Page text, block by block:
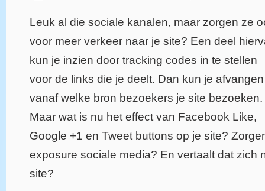
Leuk al die sociale kanalen, maar zorgen ze
voor meer verkeer naar je site? Een deel
kun je inzien door tracking codes in te stellen
voor de links die je deelt. Dan kun je afvangen
vanaf welke bron bezoekers je site bezoeken.
Maar wat is nu het effect van Facebook Like,
Google +1 en Tweet buttons op je site?
exposure sociale media? En vertaalt dat zich
site?